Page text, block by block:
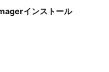
インストール